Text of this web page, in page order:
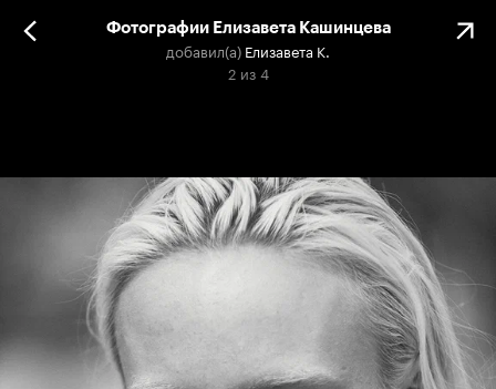
Фотографии Елизавета Кашинцева
добавил(а) Елизавета К.
2 из 4